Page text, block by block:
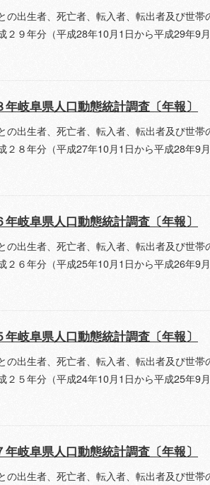
の出生者、死亡者、転入者、転出者及び世
２９年分（平成28年10月1日から平成29年9
年岐阜県人口動態統計調査〔年報〕
の出生者、死亡者、転入者、転出者及び世
２８年分（平成27年10月1日から平成28年9
年岐阜県人口動態統計調査〔年報〕
の出生者、死亡者、転入者、転出者及び世
２６年分（平成25年10月1日から平成26年9
年岐阜県人口動態統計調査〔年報〕
の出生者、死亡者、転入者、転出者及び世
２５年分（平成24年10月1日から平成25年9
年岐阜県人口動態統計調査〔年報〕
の出生者、死亡者、転入者、転出者及び世